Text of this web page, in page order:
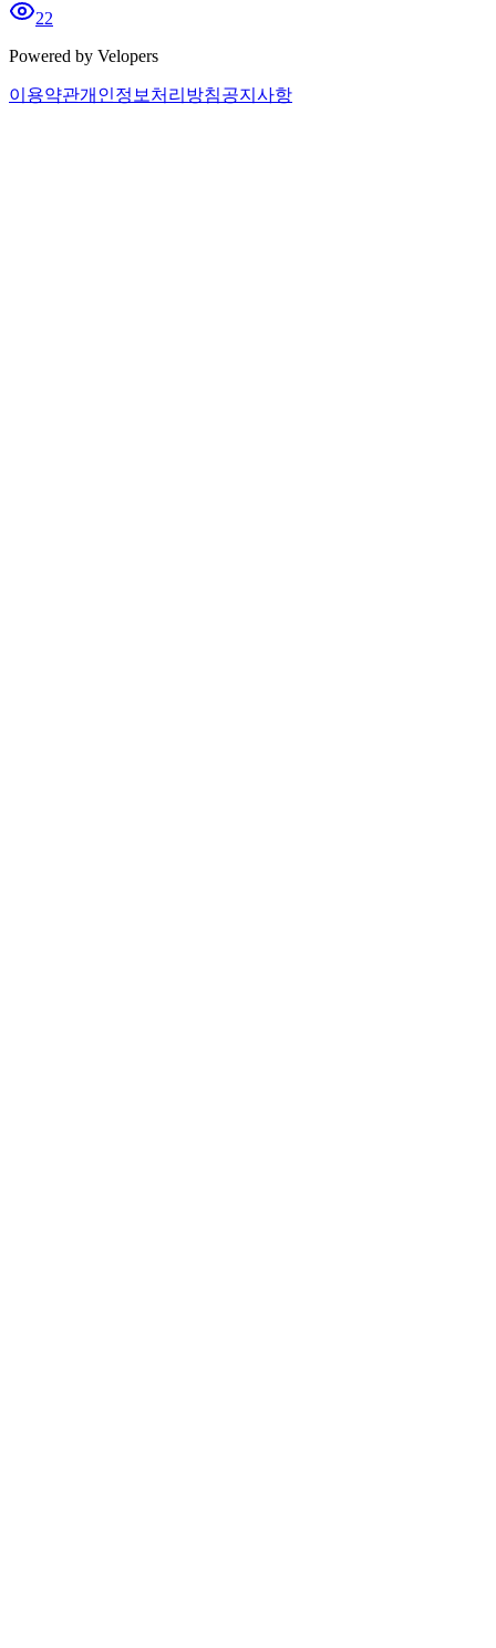
22
Powered by Velopers
이용약관개인정보처리방침공지사항